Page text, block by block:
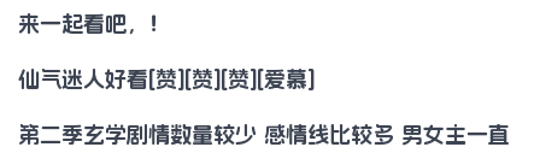
来一起看吧，！
仙气迷人好看[赞][赞][赞][爱慕]
第二季玄学剧情数量较少 感情线比较多 男女主一直